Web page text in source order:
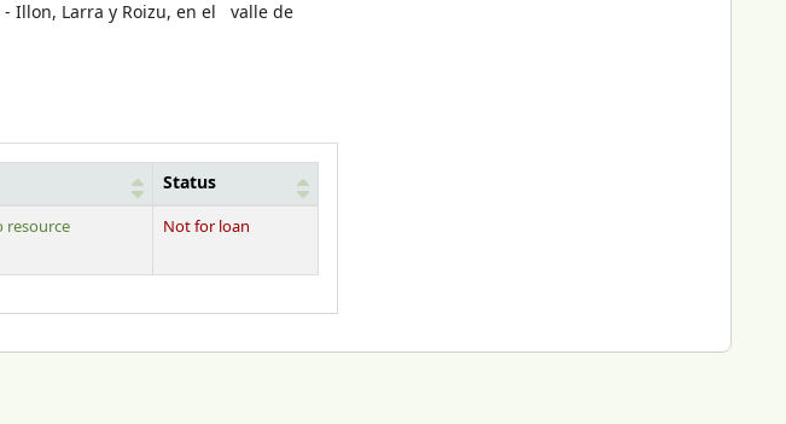
Illon, Larra y Roizu, en el valle de
Status
resource Not for loan